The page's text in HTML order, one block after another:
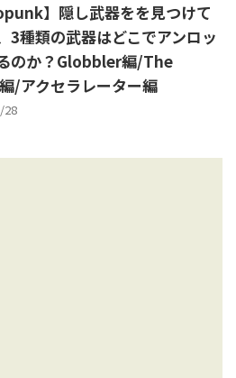
】隠し武器をを見つけて
3種類の武器はどこでアンロッ
のか？Globbler編/The
/アクセラレーター編
28